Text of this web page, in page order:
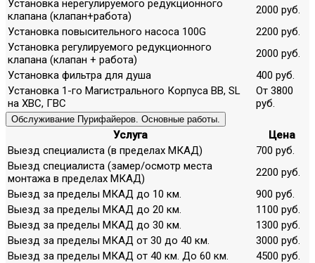
Установка нерегулируемого редукционного
клапана (клапан+работа)
2000 руб.
Установка повысительного насоса 100G
2200 руб.
Установка регулируемого редукционного
клапана (клапан + работа)
2000 руб.
Установка фильтра для душа
400 руб.
Установка 1-го Магистрального Корпуса ВВ, SL
на ХВС, ГВС
От 3800
руб.
Обслуживание Пурифайеров. Основные работы.
Услуга
Цена
Выезд специалиста (в пределах МКАД)
700 руб.
Выезд специалиста (замер/осмотр места
монтажа в пределах МКАД)
2200 руб.
Выезд за пределы МКАД до 10 км.
900 руб.
Выезд за пределы МКАД до 20 км.
1100 руб.
Выезд за пределы МКАД до 30 км.
1300 руб.
Выезд за пределы МКАД от 30 до 40 км.
3000 руб.
Выезд за пределы МКАД от 40 км. До 60 км.
4500 руб.